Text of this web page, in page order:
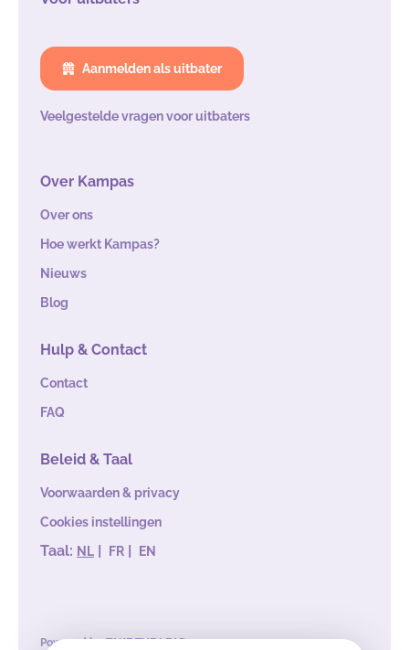
Aanmelden als uitbater
Veelgestelde vragen voor uitbaters
Over Kampas
Over ons
Hoe werkt Kampas?
Nieuws
Blog
Hulp & Contact
Contact
FAQ
Beleid & Taal
Voorwaarden & privacy
Cookies instellingen
Taal: NL | FR | EN
Powered byTAKE THE LEAD